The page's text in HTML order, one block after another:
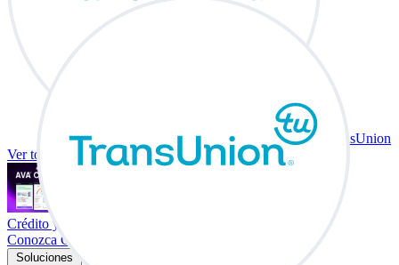
TransUnion
Ver todas las integraciones
Crédito y vehículo a cambio en su escritorio.
Conozca Co-Driver
Soluciones